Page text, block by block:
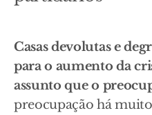
Casas devolutas e
para o aumento da
assunto que o
preocupação há